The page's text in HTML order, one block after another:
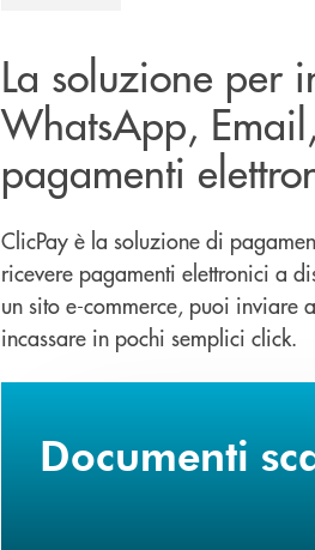
La soluzione per
WhatsApp,
pagamenti
ClicPay è la soluzione di
ricevere pagamenti elettronici a
un sito e-commerce, puoi inviare
incassare in pochi semplici click.
Documenti